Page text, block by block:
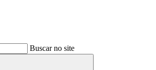
Buscar no site